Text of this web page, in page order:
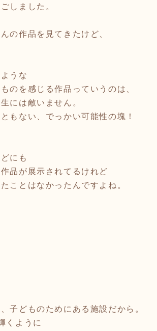
しました。
の作品を見てきたけど、
うな
のを感じる作品っていうのは、
には敵いません。
もない、でっかい可能性の塊！
にも
品が展示されてるけれど
ことはなかったんですよね。
子どものためにある施設だから。
くように